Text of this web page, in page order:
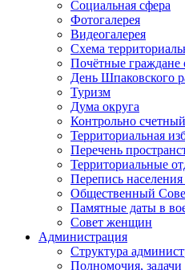
Социальная сфера
Фотогалерея
Видеогалерея
Схема
Почётные граждане
День Шпаковского
Туризм
Дума округа
Контрольно
Территориальная
Перечень
Территориальные
Перепись населения
Общественный
Памятные даты в
Совет женщин
Администрация
Структура
Полномочия,